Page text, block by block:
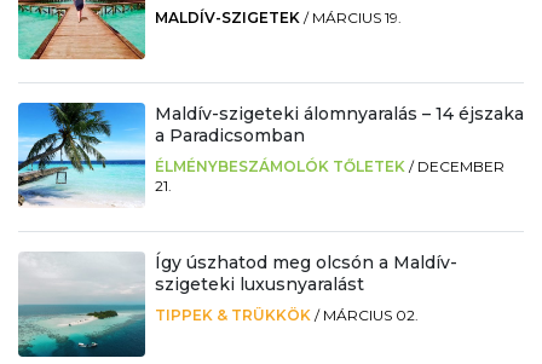
MALDÍV-SZIGETEK / MÁRCIUS 19.
Maldív-szigeteki álomnyaralás – 14 éjszaka
a Paradicsomban
ÉLMÉNYBESZÁMOLÓK TŐLETEK / DECEMBER
21.
Így úszhatod meg olcsón a Maldív-
szigeteki luxusnyaralást
TIPPEK & TRÜKKÖK / MÁRCIUS 02.